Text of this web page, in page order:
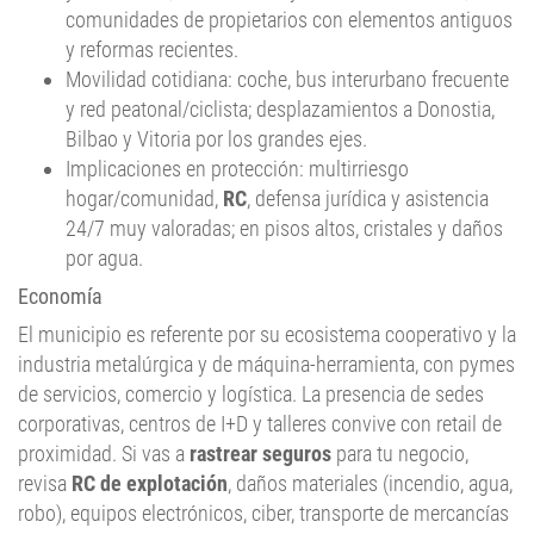
y reformas recientes.
Movilidad cotidiana: coche, bus interurbano frecuente
y red peatonal/ciclista; desplazamientos a Donostia,
Bilbao y Vitoria por los grandes ejes.
Implicaciones en protección: multirriesgo
hogar/comunidad,RC, defensa jurídica y asistencia
24/7 muy valoradas; en pisos altos, cristales y daños
por agua.
Economía
El municipio es referente por su ecosistema cooperativo y la
industria metalúrgica y de máquina-herramienta, con pymes
de servicios, comercio y logística. La presencia de sedes
corporativas, centros de I+D y talleres convive con retail de
proximidad. Si vas a rastrear segurospara tu negocio,
revisaRC de explotación, daños materiales (incendio, agua,
robo), equipos electrónicos, ciber, transporte de mercancías
y pérdida de beneficios; en profesionales,RCprofesional y